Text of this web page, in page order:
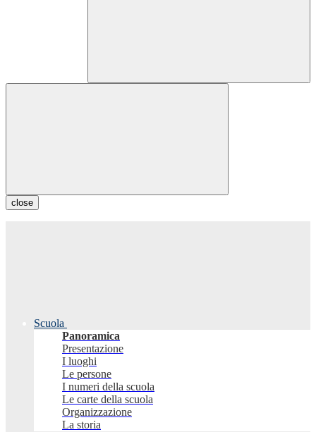
close
Scuola
Panoramica
Presentazione
I luoghi
Le persone
I numeri della scuola
Le carte della scuola
Organizzazione
La storia